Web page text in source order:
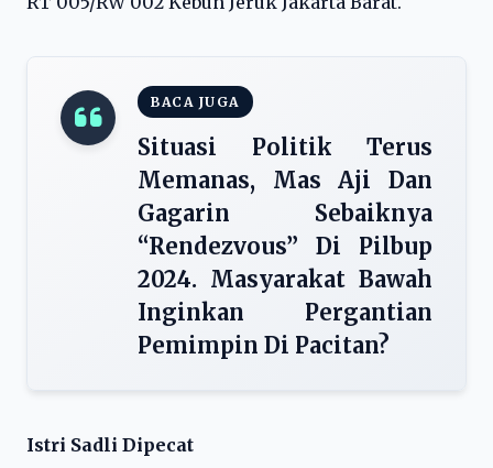
BACA JUGA
Situasi Politik Terus
Memanas, Mas Aji Dan
Gagarin Sebaiknya
“Rendezvous” Di Pilbup
2024. Masyarakat Bawah
Inginkan Pergantian
Pemimpin Di Pacitan?
Istri Sadli Dipecat